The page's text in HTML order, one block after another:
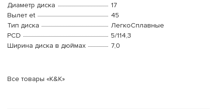
Диаметр диска
17
Вылет et
45
Тип диска
ЛегкоСплавные
PCD
5/114,3
Ширина диска в дюймах
7,0
Все товары «K&K»